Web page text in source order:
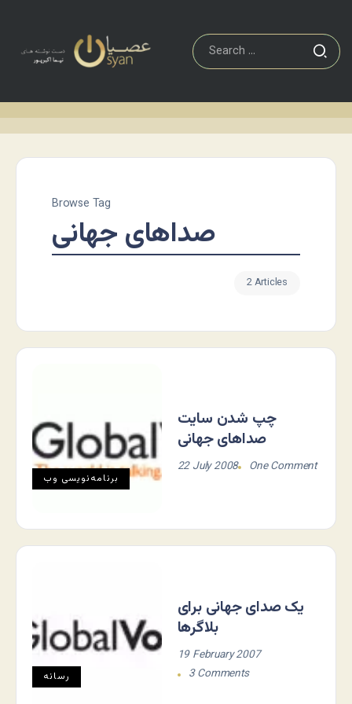
Browse Tag
صداهای جهانی
2 Articles
برنامه‌نويسی وب
چپ شدن سایت
صداهای جهانی
22 July 2008 One Comment
رسانه
یک صدای جهانی برای
بلاگرها
19 February 2007
3 Comments